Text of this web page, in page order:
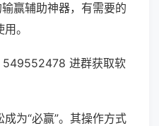
赢辅助神器，有需要的
。
549552478 进群获取软
为“必赢”。其操作方式